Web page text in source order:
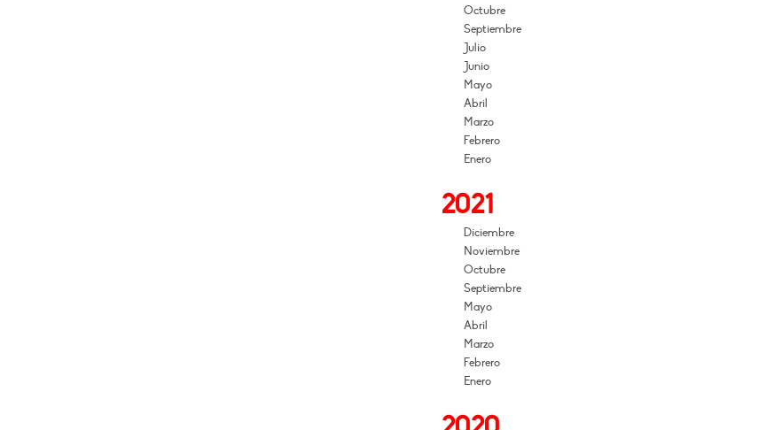
Octubre
Septiembre
Julio
Junio
Mayo
Abril
Marzo
Febrero
Enero
2021
Diciembre
Noviembre
Octubre
Septiembre
Mayo
Abril
Marzo
Febrero
Enero